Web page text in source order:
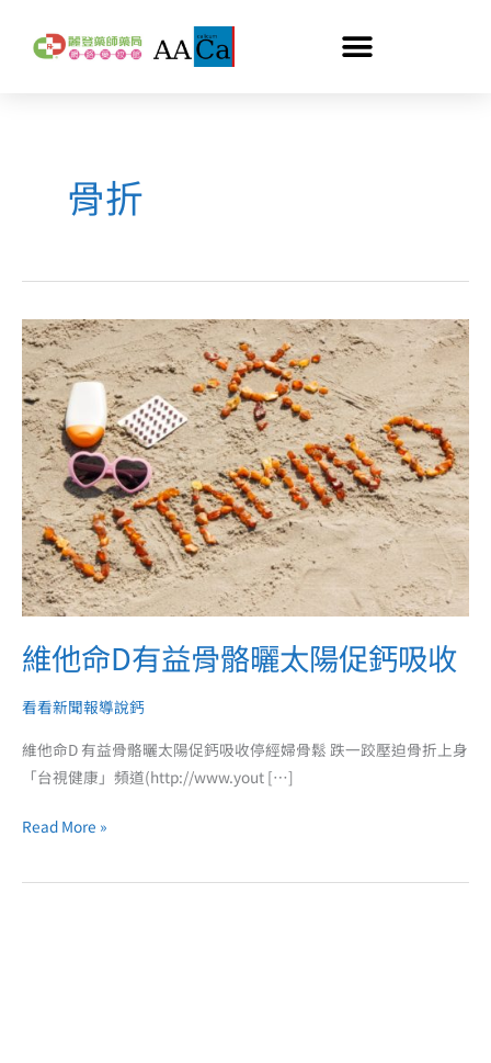
骨折
維他命D有益骨骼曬太陽促鈣吸收
看看新聞報導說鈣
維他命D 有益骨骼曬太陽促鈣吸收停經婦骨鬆 跌一跤壓迫骨折上身
「台視健康」頻道(http://www.yout […]
維
他
命
D
有
益
骨
骼
曬
太
陽
鈣
收
Read More »